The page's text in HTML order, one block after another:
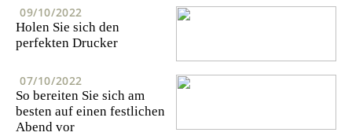
09/10/2022
Holen Sie sich den
perfekten Drucker
07/10/2022
So bereiten Sie sich am
besten auf einen festlichen
Abend vor